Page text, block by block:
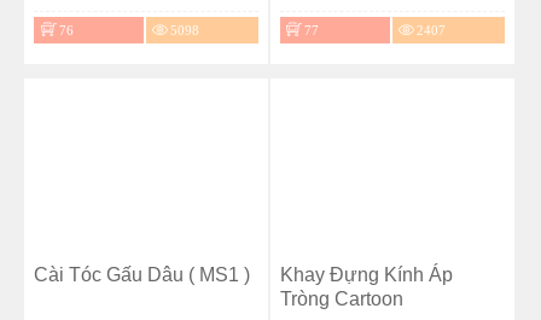
76 5098 77 2407
Cài Tóc Gấu Dâu ( MS1 )
Khay Đựng Kính Áp
Tròng Cartoon